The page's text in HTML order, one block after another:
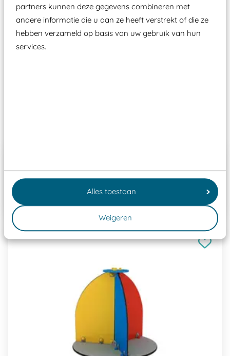
partners kunnen deze gegevens combineren met
andere informatie die u aan ze heeft verstrekt of die ze
hebben verzameld op basis van uw gebruik van hun
services.
Alles toestaan
Weigeren
moet zijn van een typekeuring, -plaatje en
certificering, uitgegeven door een Nederlands
aangewezen keuringsinstantie?
Wij ook speeltoestellen kunnen laten keuren zodat
Octopus, blauw
€ 808,00